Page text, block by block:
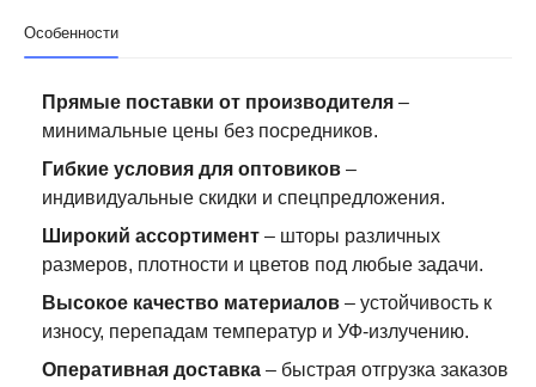
Особенности
Прямые поставки от производителя –
минимальные цены без посредников.
Гибкие условия для оптовиков –
индивидуальные скидки и спецпредложения.
Широкий ассортимент – шторы различных
размеров, плотности и цветов под любые задачи.
Высокое качество материалов – устойчивость к
износу, перепадам температур и УФ-излучению.
Оперативная доставка – быстрая отгрузка заказов